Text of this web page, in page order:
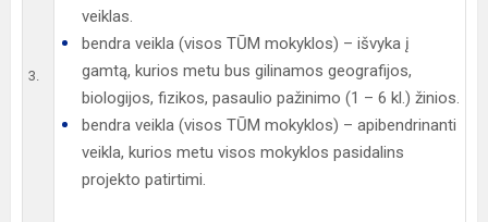
3.
veiklas.
bendra veikla (visos TŪM mokyklos) – išvyka į
gamtą, kurios metu bus gilinamos geografijos,
biologijos, fizikos, pasaulio pažinimo (1 – 6 kl.) žinios.
bendra veikla (visos TŪM mokyklos) – apibendrinanti
veikla, kurios metu visos mokyklos pasidalins
projekto patirtimi.